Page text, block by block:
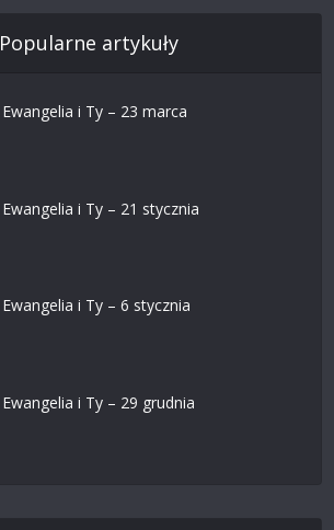
Popularne artykuły
Ewangelia i Ty – 23 marca
Ewangelia i Ty – 21 stycznia
Ewangelia i Ty – 6 stycznia
Ewangelia i Ty – 29 grudnia